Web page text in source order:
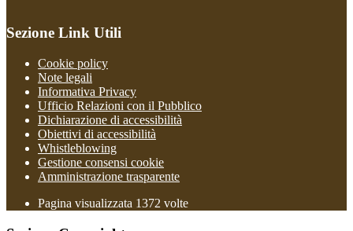
Sezione Link Utili
Cookie policy
Note legali
Informativa Privacy
Ufficio Relazioni con il Pubblico
Dichiarazione di accessibilità
Obiettivi di accessibilità
Whistleblowing
Gestione consensi cookie
Amministrazione trasparente
Pagina visualizzata 1372 volte